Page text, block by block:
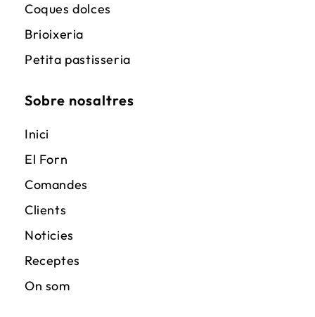
Coques dolces
Brioixeria
Petita pastisseria
Sobre nosaltres
Inici
El Forn
Comandes
Clients
Noticies
Receptes
On som